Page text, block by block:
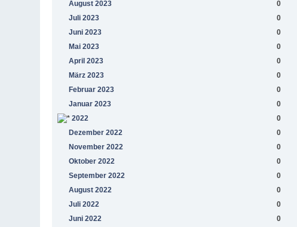
August 2023
0
Juli 2023
0
Juni 2023
0
Mai 2023
0
April 2023
0
März 2023
0
Februar 2023
0
Januar 2023
0
2022
0
Dezember 2022
0
November 2022
0
Oktober 2022
0
September 2022
0
August 2022
0
Juli 2022
0
Juni 2022
0